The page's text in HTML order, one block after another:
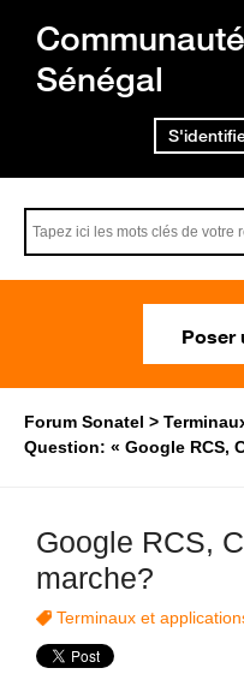
Sénégal
Poser
Forum Sonatel
Question: « Google RCS,
Google RCS,
marche?
Terminaux et